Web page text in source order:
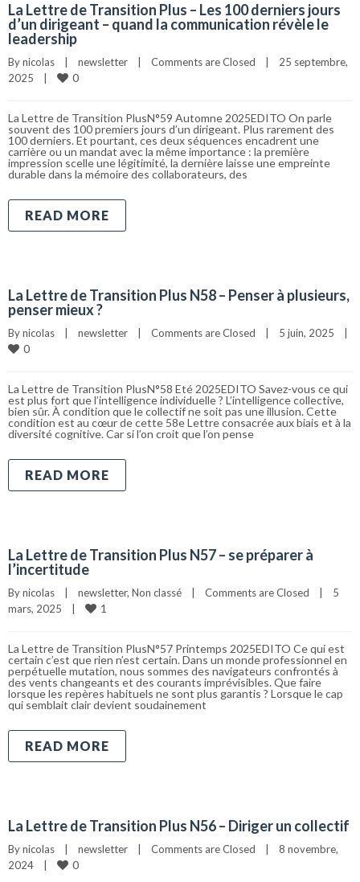
La Lettre de Transition Plus – Les 100 derniers jours
d’un dirigeant – quand la communication révèle le
leadership
By nicolas newsletter Comments are Closed
25 septembre,
2025
0
La Lettre de Transition PlusN°59 Automne 2025EDITO On parle
souvent des 100 premiers jours d’un dirigeant. Plus rarement des
100 derniers. Et pourtant, ces deux séquences encadrent une
carrière ou un mandat avec la même importance : la première
impression scelle une légitimité, la dernière laisse une empreinte
durable dans la mémoire des collaborateurs, des
READ MORE
La Lettre de Transition Plus N58 – Penser à plusieurs,
penser mieux ?
By nicolas newsletter Comments are Closed 5 juin, 2025
0
La Lettre de Transition PlusN°58 Eté 2025EDITO Savez-vous ce qui
est plus fort que l’intelligence individuelle ? L’intelligence collective,
bien sûr. À condition que le collectif ne soit pas une illusion. Cette
condition est au cœur de cette 58e Lettre consacrée aux biais et à la
diversité cognitive. Car si l’on croit que l’on pense
READ MORE
La Lettre de Transition Plus N57 – se préparer à
l’incertitude
By nicolas newsletter, Non classé Comments are Closed
5
mars, 2025
1
La Lettre de Transition PlusN°57 Printemps 2025EDITO Ce qui est
certain c’est que rien n’est certain. Dans un monde professionnel en
perpétuelle mutation, nous sommes des navigateurs confrontés à
des vents changeants et des courants imprévisibles. Que faire
lorsque les repères habituels ne sont plus garantis ? Lorsque le cap
qui semblait clair devient soudainement
READ MORE
La Lettre de Transition Plus N56 – Diriger un collectif
By nicolas newsletter Comments are Closed
8 novembre,
2024
0